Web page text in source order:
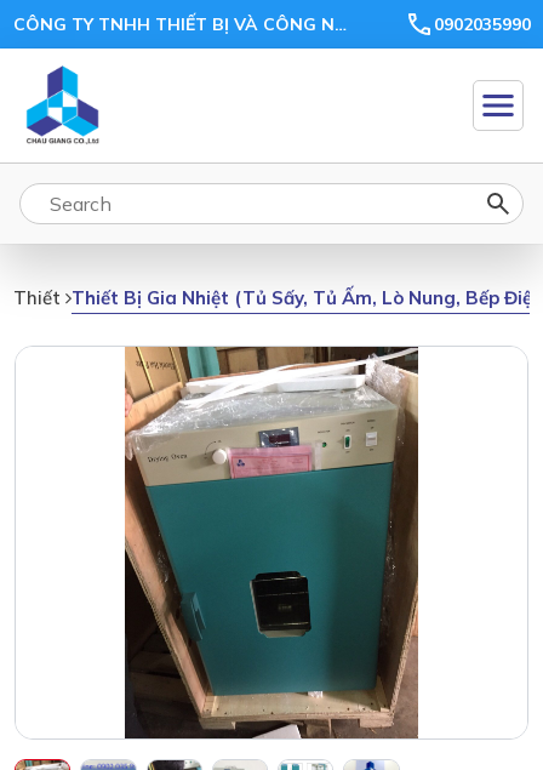
CÔNG TY TNHH THIẾT BỊ VÀ CÔNG NGHỆ CHÂU GIANG 0902035990
Thiết BịThiết Bị Gia Nhiệt (tủ Sấy, Tủ Ấm, Lò Nung, Bếp